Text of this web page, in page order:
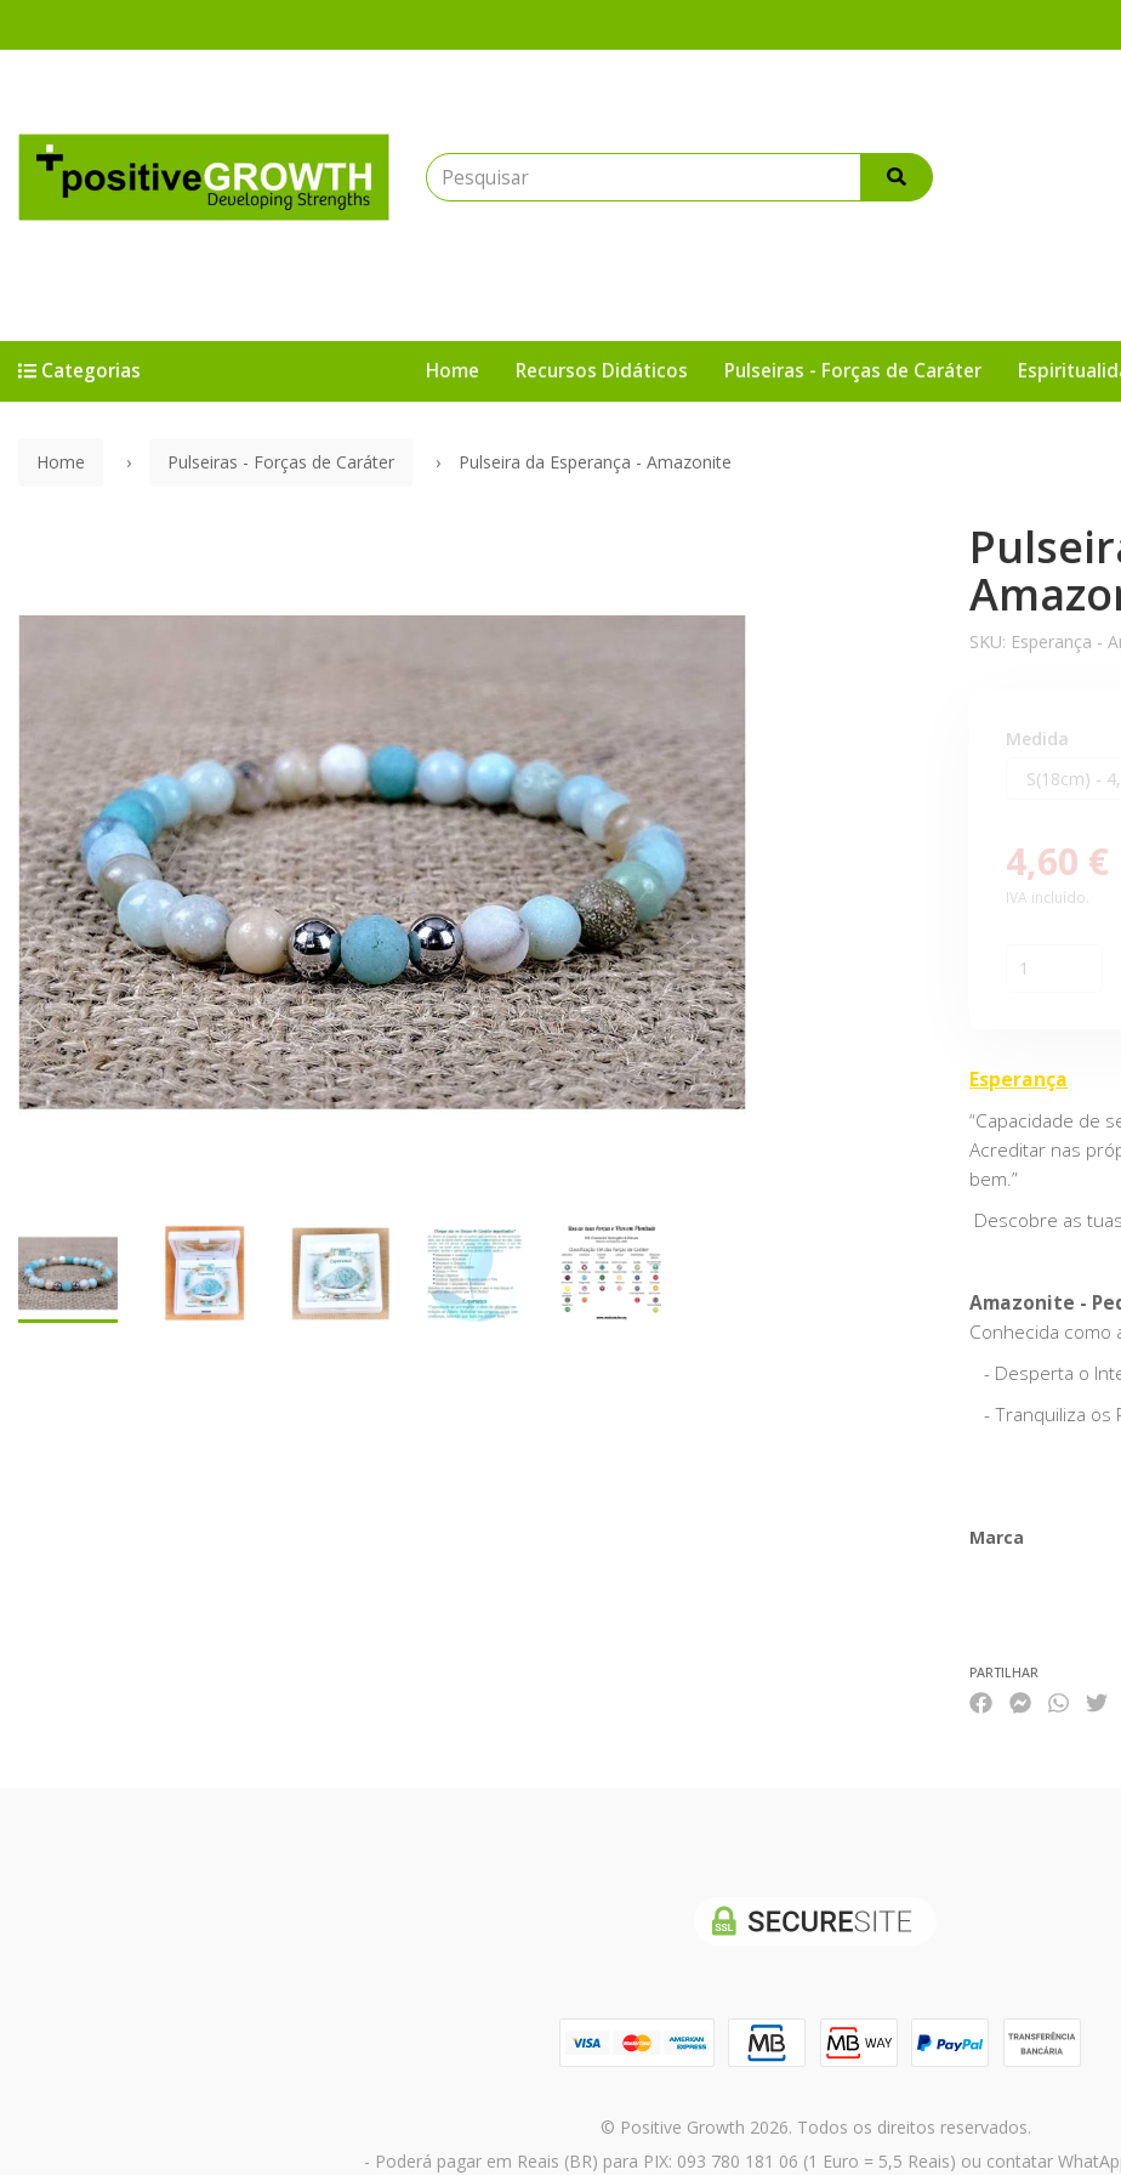
Home Recursos Didáticos Pulseiras - Forças de Caráter
Categorias
Home Pulseiras - Forças de Caráter Pulseira da Esperança - Amazonite
SKU: Esperança -
Medida
4,60 €
IVA incluído.
Esperança
“Capacidade de
Acreditar nas
bem.”
Descobre as tuas
Amazonite -
Conhecida como
- Desperta o
- Tranquiliza os
Marca
PARTILHAR
© Positive Growth 2026. Todos os direitos reservados.
- Poderá pagar em Reais (BR) para PIX: 093 780 181 06 (1 Euro = 5,5 Reais) ou contatar